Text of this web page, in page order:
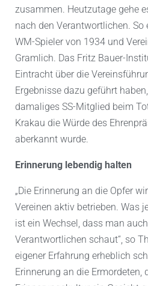
zusammen. Heutzutage gehe
nach den Verantwortlichen.
WM-Spieler von 1934 und
Gramlich. Das Fritz Bauer-
Eintracht über die
Ergebnisse dazu geführt
damaliges SS-Mitglied beim
Krakau die Würde des
aberkannt wurde.
Erinnerung lebendig halten
„Die Erinnerung an die Opfer
Vereinen aktiv betrieben. Was
ist ein Wechsel, dass man
Verantwortlichen schaut“, so
eigener Erfahrung erheblich
Erinnerung an die Ermordeten,